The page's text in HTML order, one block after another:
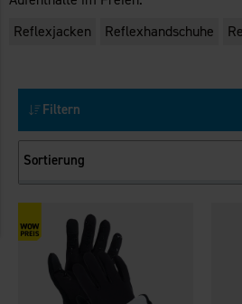
Reflexjacken
Reflexhandschuhe
Filtern
Sortierung